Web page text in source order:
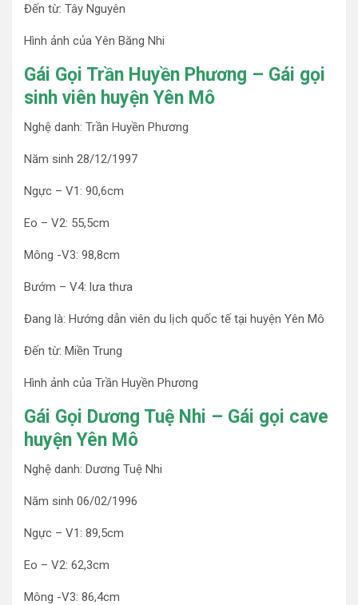
Đến từ: Tây Nguyên
Hình ảnh của Yên Băng Nhi
Gái Gọi Trần Huyền Phương – Gái gọi
sinh viên huyện Yên Mô
Nghệ danh: Trần Huyền Phương
Năm sinh 28/12/1997
Ngực – V1: 90,6cm
Eo – V2: 55,5cm
Mông -V3: 98,8cm
Bướm – V4: lưa thưa
Đang là: Hướng dẫn viên du lịch quốc tế tại huyện Yên Mô
Đến từ: Miền Trung
Hình ảnh của Trần Huyền Phương
Gái Gọi Dương Tuệ Nhi – Gái gọi cave
huyện Yên Mô
Nghệ danh: Dương Tuệ Nhi
Năm sinh 06/02/1996
Ngực – V1: 89,5cm
Eo – V2: 62,3cm
Mông -V3: 86,4cm